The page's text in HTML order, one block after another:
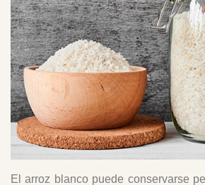
El arroz blanco puede conservarse